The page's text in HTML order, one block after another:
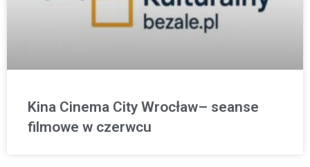
Kina Cinema City Wrocław– seanse
filmowe w czerwcu